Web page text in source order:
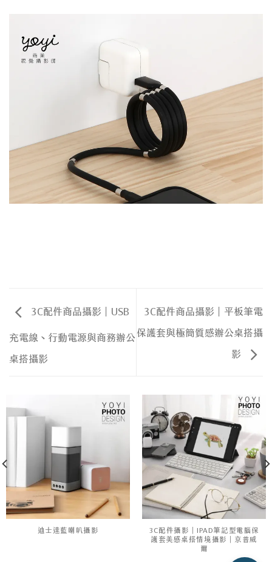
3C配件商品攝影｜USB
充電線、行動電源與商務辦公
桌搭攝影
3C配件商品攝影｜平板筆電
保護套與極簡質感辦公桌搭攝
影
迪士達藍喇叭攝影
3C配件攝影｜IPAD筆記型電腦保
護套美感桌搭情境攝影｜京普威
爾